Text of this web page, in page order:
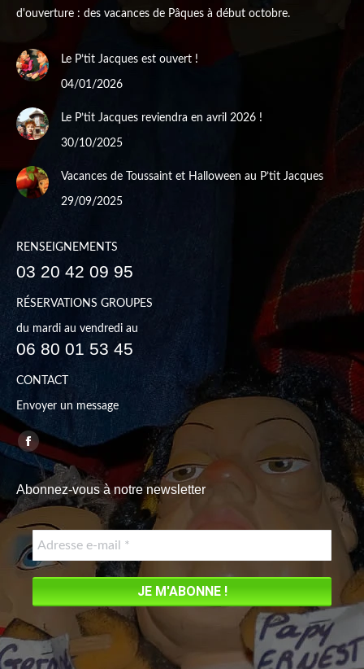
d'ouverture : des vacances de Pâques à début octobre.
Le P’tit Jacques est ouvert !
04/01/2026
Le P’tit Jacques reviendra en avril 2026 !
30/10/2025
Vacances de Toussaint et Halloween au P’tit Jacques
29/09/2025
RENSEIGNEMENTS
03 20 42 09 95
RÉSERVATIONS GROUPES
du mardi au vendredi au
06 80 01 53 45
CONTACT
Envoyer un message
Trouvez nous sur :
Facebook
page
opens
in
new
window
Abonnez-vous à notre newsletter